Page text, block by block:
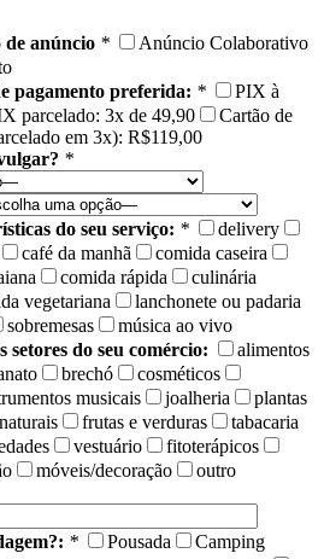
de anúncio *
Anúncio Colaborativo
pagamento preferida: *
PIX à
parcelado: 3x de 49,90
Cartão de
em 3x): R$119,00
*
do seu serviço: *
delivery
café da manhã
comida caseira
comida rápida
culinária
vegetariana
lanchonete ou padaria
sobremesas
música ao vivo
do seu comércio:
alimentos
brechó
cosméticos
musicais joalheria
plantas
frutas e verduras
tabacaria
vestuário
fitoterápicos
móveis/decoração
outro
* Pousada
Camping